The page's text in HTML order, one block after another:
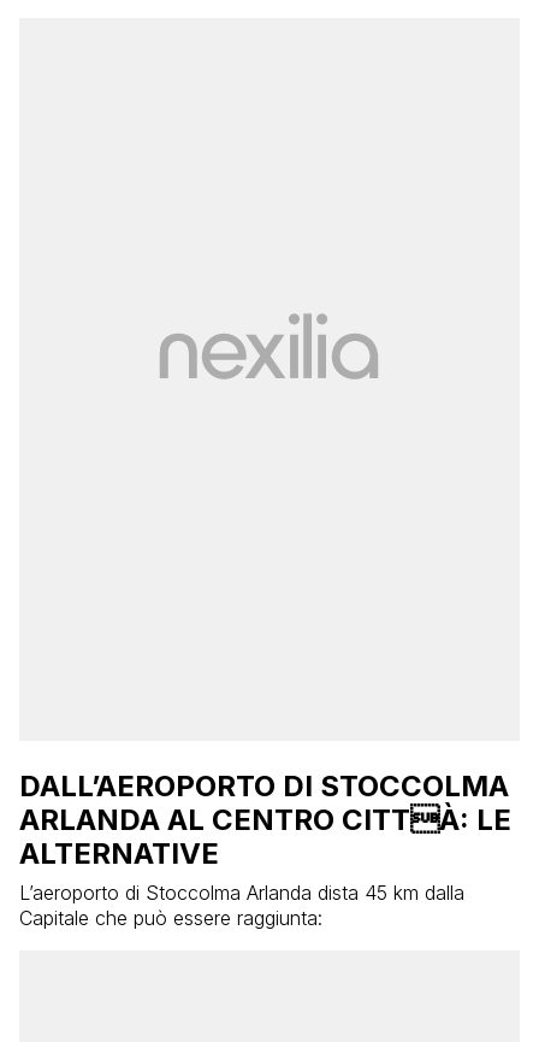
DALL’AEROPORTO DI STOCCOLMA
ARLANDA AL CENTRO CITTÀ: LE
ALTERNATIVE
L’aeroporto di Stoccolma Arlanda dista 45 km dalla
Capitale che può essere raggiunta: